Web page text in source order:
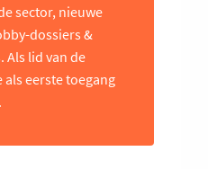
sector, nieuwe
dossiers &
Als lid van de
eerste toegang